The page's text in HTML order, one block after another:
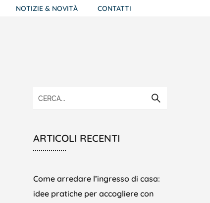
NOTIZIE & NOVITÀ CONTATTI
ARTICOLI RECENTI
Come arredare l’ingresso di casa:
idee pratiche per accogliere con